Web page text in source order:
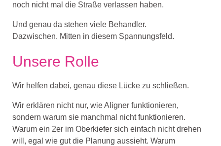
noch nicht mal die Straße verlassen haben.
Und genau da stehen viele Behandler.
Dazwischen. Mitten in diesem Spannungsfeld.
Unsere Rolle
Wir helfen dabei, genau diese Lücke zu schließen.
Wir erklären nicht nur, wie Aligner funktionieren,
sondern warum sie manchmal nicht funktionieren.
Warum ein 2er im Oberkiefer sich einfach nicht drehen
will, egal wie gut die Planung aussieht. Warum